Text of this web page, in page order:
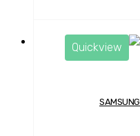
Quickview